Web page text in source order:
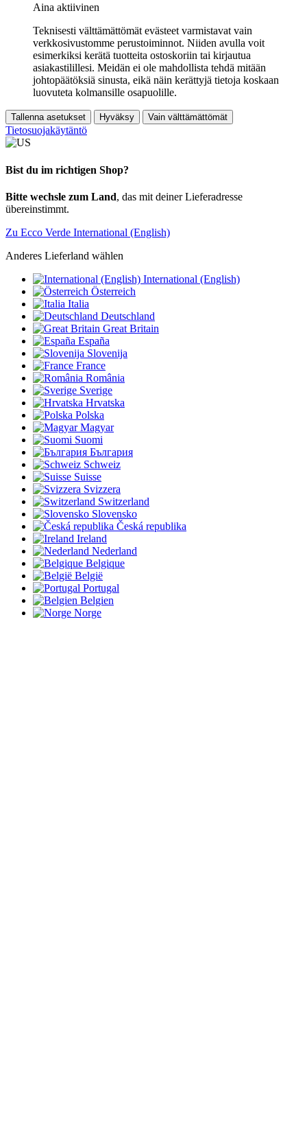
Aina aktiivinen
Teknisesti välttämättömät evästeet varmistavat vain
verkkosivustomme perustoiminnot. Niiden avulla voit
esimerkiksi kerätä tuotteita ostoskoriin tai kirjautua
asiakastilillesi. Meidän ei ole mahdollista tehdä mitään
johtopäätöksiä sinusta, eikä näin kerättyjä tietoja koskaan
luovuteta kolmansille osapuolille.
Tallenna asetukset Hyväksy Vain välttämättömät
Tietosuojakäytäntö
Bist du im richtigen Shop?
Bitte wechsle zum Land, das mit deiner Lieferadresse
übereinstimmt.
Zu Ecco Verde International (English)
Anderes Lieferland wählen
International (English)
Österreich
Italia
Deutschland
Great Britain
España
Slovenija
France
România
Sverige
Hrvatska
Polska
Magyar
Suomi
България
Schweiz
Suisse
Svizzera
Switzerland
Slovensko
Česká republika
Ireland
Nederland
Belgique
België
Portugal
Belgien
Norge